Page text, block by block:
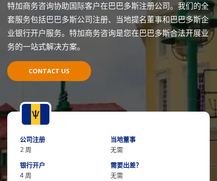
特加商务咨询协助国际客户在巴巴多斯注册公司。我们的全
套服务包括巴巴多斯公司注册、当地提名董事和巴巴多斯企
业银行开户服务。特加商务咨询是您在巴巴多斯合法开展业
务的一站式解决方案。
CONTACT US
公司注册
2 周
当地董事
无需
银行开户
4 周
需要出差？
无需